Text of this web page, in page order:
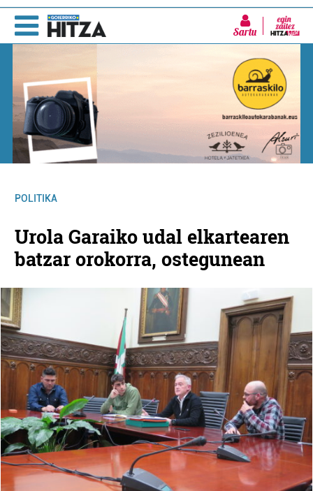
Sartu
POLITIKA
Urola Garaiko udal elkartearen
batzar orokorra, ostegunean